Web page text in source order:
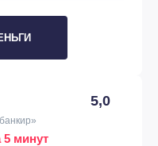
5,0
5 минут